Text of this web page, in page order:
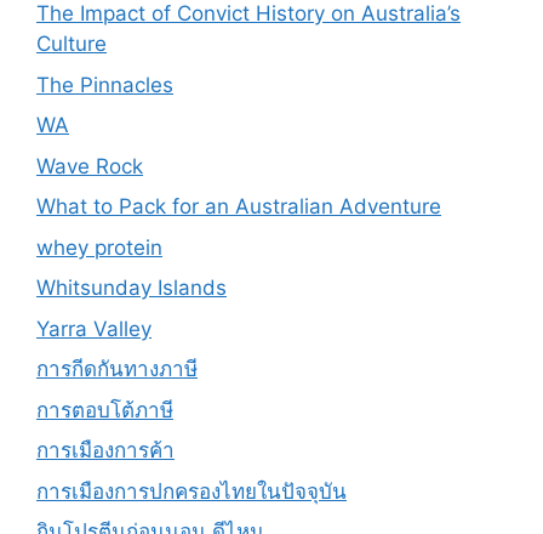
The Impact of Convict History on Australia’s
Culture
The Pinnacles
WA
Wave Rock
What to Pack for an Australian Adventure
whey protein
Whitsunday Islands
Yarra Valley
การกีดกันทางภาษี
การตอบโต้ภาษี
การเมืองการค้า
การเมืองการปกครองไทยในปัจจุบัน